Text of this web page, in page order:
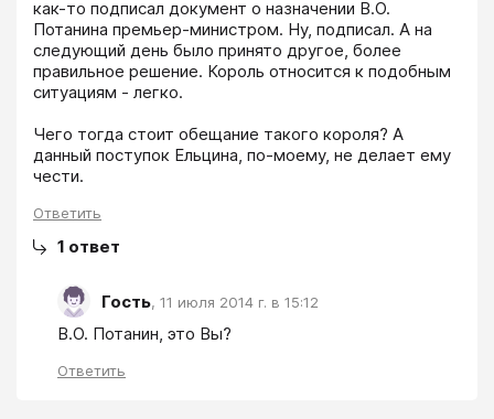
как-то подписал документ о назначении В.О.
Потанина премьер-министром. Ну, подписал. А на
следующий день было принято другое, более
правильное решение. Король относится к подобным
ситуациям - легко.
Чего тогда стоит обещание такого короля? А
данный поступок Ельцина, по-моему, не делает ему
чести.
Ответить
1 ответ
Гость, 11 июля 2014 г. в 15:12
В.О. Потанин, это Вы?
Ответить